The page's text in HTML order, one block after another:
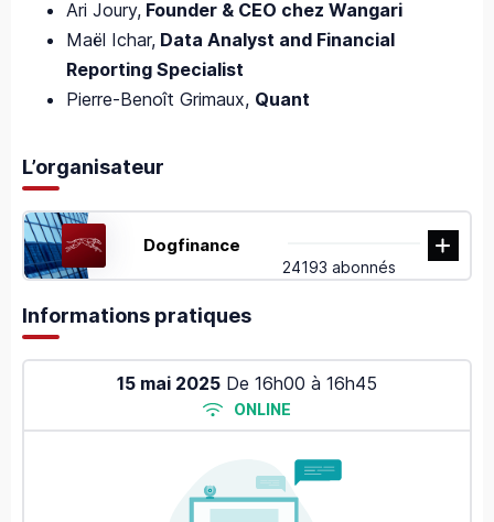
Ari Joury, Founder & CEO chez Wangari
Maël Ichar, Data Analyst and Financial
Reporting Specialist
Pierre-Benoît Grimaux, Quant
L’organisateur
Dogfinance
24193 abonnés
Informations pratiques
15 mai 2025 De 16h00 à 16h45
ONLINE